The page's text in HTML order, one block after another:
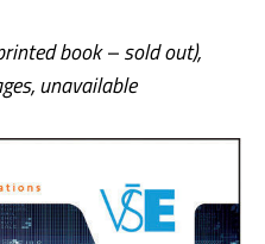
book – sold out),
unavailable